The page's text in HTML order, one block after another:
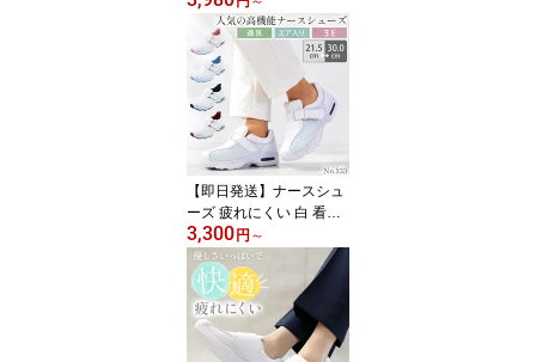
黒 看護師 病院 男女兼用
医療用 メンズ レディー
ス 385 メッシュ 医者 介
護士 クリニック 医師 靴
通気性 歯科医 しなやか
ソール 快適 おすすめ モ
スワールド 送料無料
【即日発送】ナースシュ
ーズ 疲れにくい 白 看護
師 医療用 介護士 男女兼
用 病院 メンズ レディー
ス シェスタースポーツ 5
33T エアークッション 医
者 クリニック 通気性 靴
衝撃吸収 女性用 男性用
3,300円 ～